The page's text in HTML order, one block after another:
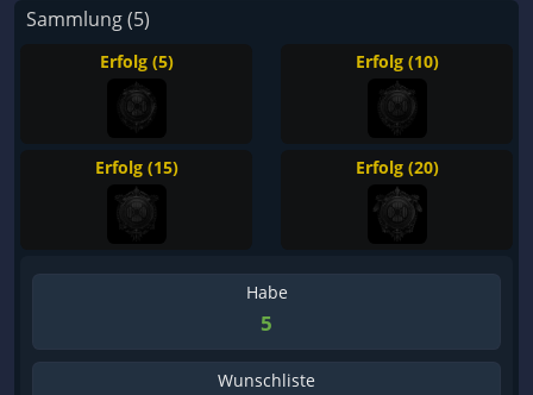
Sammlung (5)
Erfolg (5) Erfolg (10)
Erfolg (15) Erfolg (20)
Habe
5
Wunschliste